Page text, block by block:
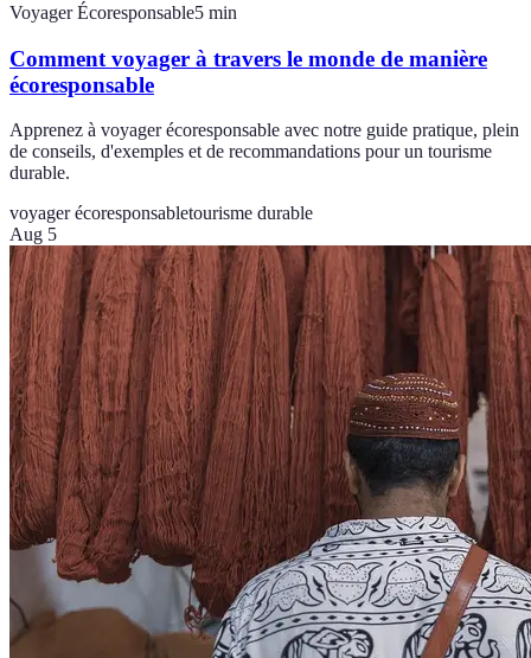
Voyager Écoresponsable5 min
Comment voyager à travers le monde de manière
écoresponsable
Apprenez à voyager écoresponsable avec notre guide pratique, plein
de conseils, d'exemples et de recommandations pour un tourisme
durable.
voyager écoresponsabletourisme durable
Aug 5